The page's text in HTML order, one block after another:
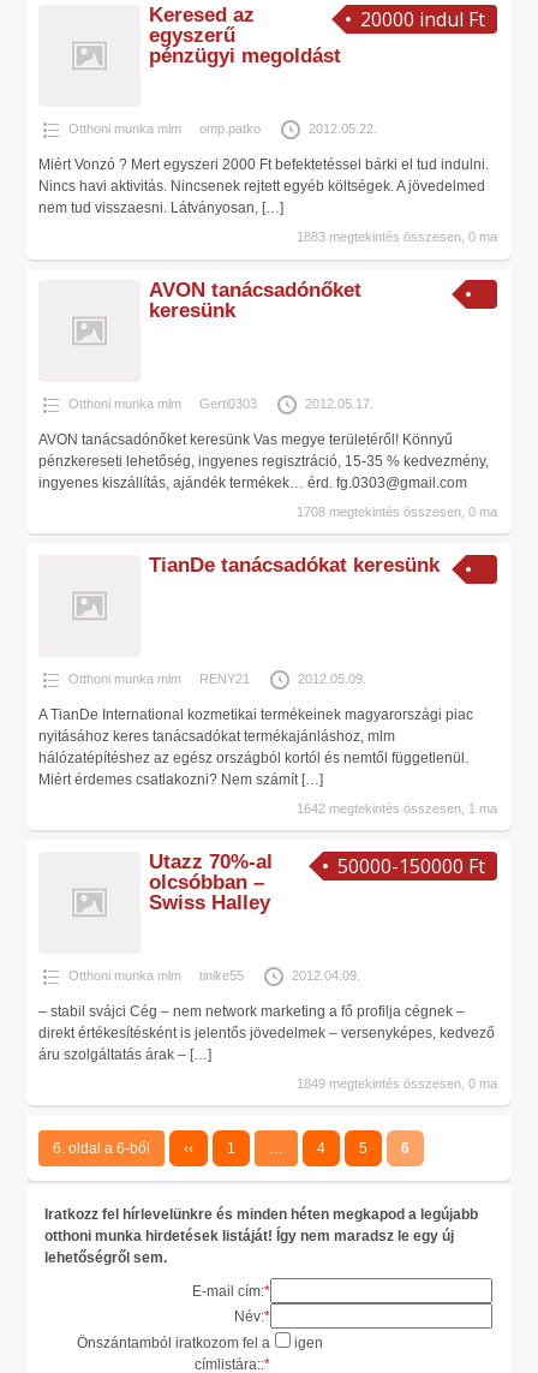
20000 indul Ft
Keresed az
egyszerű
pénzügyi megoldást
Otthoni munka mlm omp.patko 2012.05.22.
Miért Vonzó ? Mert egyszeri 2000 Ft befektetéssel bárki el tud indulni.
Nincs havi aktivitás. Nincsenek rejtett egyéb költségek. A jövedelmed
nem tud visszaesni. Látványosan, […]
1883 megtekintés összesen, 0 ma
AVON tanácsadónőket
keresünk
Otthoni munka mlm Gerti0303 2012.05.17.
AVON tanácsadónőket keresünk Vas megye területéről! Könnyű
pénzkereseti lehetőség, ingyenes regisztráció, 15-35 % kedvezmény,
ingyenes kiszállítás, ajándék termékek… érd. fg.0303@gmail.com
1708 megtekintés összesen, 0 ma
TianDe tanácsadókat keresünk
Otthoni munka mlm RENY21 2012.05.09.
A TianDe International kozmetikai termékeinek magyarországi piac
nyitásához keres tanácsadókat termékajánláshoz, mlm
hálózatépítéshez az egész országból kortól és nemtől függetlenül.
Miért érdemes csatlakozni? Nem számít […]
1642 megtekintés összesen, 1 ma
50000-150000 Ft
Utazz 70%-al
olcsóbban –
Swiss Halley
Otthoni munka mlm tinike55 2012.04.09.
– stabil svájci Cég – nem network marketing a fő profilja cégnek –
direkt értékesítésként is jelentős jövedelmek – versenyképes, kedvező
áru szolgáltatás árak – […]
1849 megtekintés összesen, 0 ma
6. oldal a 6-ből ‹‹ 1 … 4 5 6
Iratkozz fel hírlevelünkre és minden héten megkapod a legújabb
otthoni munka hirdetések listáját! Így nem maradsz le egy új
lehetőségről sem.
E-mail cím:*
Név:*
Önszántamból iratkozom fel a
címlistára::*
igen